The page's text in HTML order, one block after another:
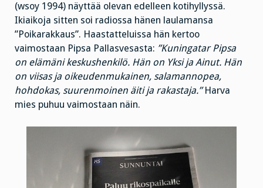
(wsoy 1994) näyttää olevan edelleen kotihyllyssä.
Ikiaikoja sitten soi radiossa hänen laulamansa
”Poikarakkaus”. Haastatteluissa hän kertoo
vaimostaan Pipsa Pallasvesasta: ”Kuningatar Pipsa
on elämäni keskushenkilö. Hän on Yksi ja Ainut. Hän
on viisas ja oikeudenmukainen, salamannopea,
hohdokas, suurenmoinen äiti ja rakastaja.” Harva
mies puhuu vaimostaan näin.